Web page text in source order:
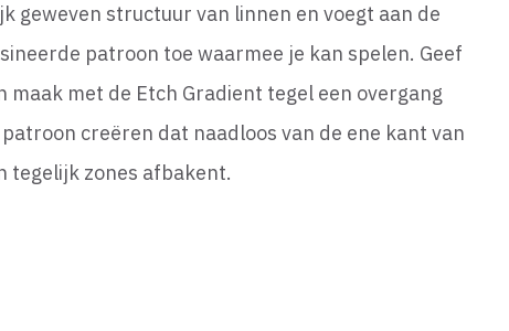
geweven structuur van linnen en voegt aan de
patroon toe waarmee je kan spelen. Geef
met de Etch Gradient tegel een overgang
creëren dat naadloos van de ene kant van
tegelijk zones afbakent.